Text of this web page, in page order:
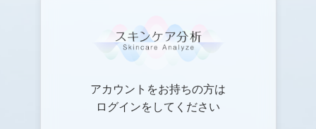
アカウントをお持ちの方は
ログインをしてください